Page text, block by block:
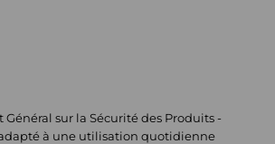
sur la Sécurité des Produits -
adapté à une utilisation quotidienne